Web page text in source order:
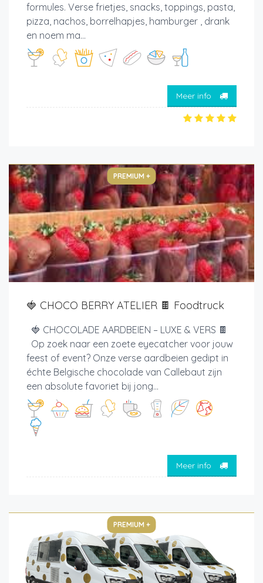
formules. Verse frietjes, snacks, toppings, pasta,
pizza, nachos, borrelhapjes, hamburger , drank
en noem ma...
Meer info
PREMIUM +
🍓 CHOCO BERRY ATELIER 🍫 Foodtruck
🍓 CHOCOLADE AARDBEIEN – LUXE & VERS 🍫
Op zoek naar een zoete eyecatcher voor jouw
feest of event? Onze verse aardbeien gedipt in
échte Belgische chocolade van Callebaut zijn
een absolute favoriet bij jong...
Meer info
PREMIUM +